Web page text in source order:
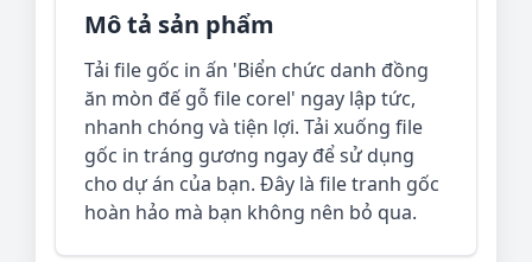
Mô tả sản phẩm
Tải file gốc in ấn 'Biển chức danh đồng
ăn mòn đế gỗ file corel' ngay lập tức,
nhanh chóng và tiện lợi. Tải xuống file
gốc in tráng gương ngay để sử dụng
cho dự án của bạn. Đây là file tranh gốc
hoàn hảo mà bạn không nên bỏ qua.